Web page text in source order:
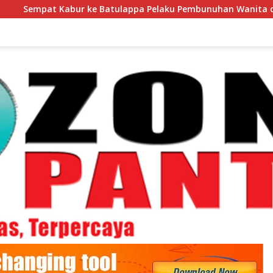
ke Batulappa Pelaku Pembunuhan Wanita di Kamar Kost